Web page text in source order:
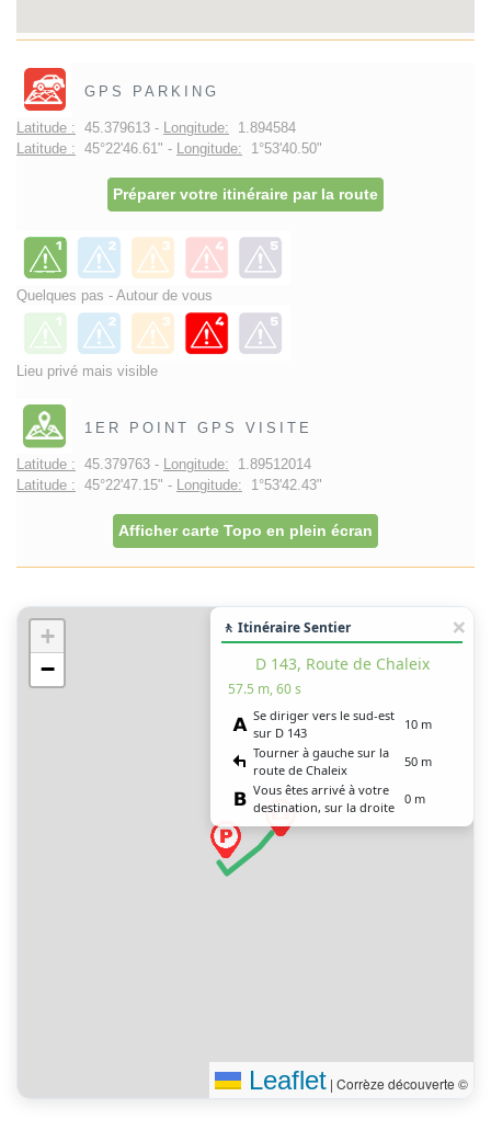
GPS PARKING
Latitude : 45.379613 - Longitude: 1.894584
Latitude : 45°22'46.61" - Longitude: 1°53'40.50"
Préparer votre itinéraire par la route
Quelques pas - Autour de vous
Lieu privé mais visible
1ER POINT GPS VISITE
Latitude : 45.379763 - Longitude: 1.89512014
Latitude : 45°22'47.15" - Longitude: 1°53'42.43"
Afficher carte Topo en plein écran
+
−
🚶 Itinéraire Sentier
D 143, Route de Chaleix
57.5 m, 60 s
Se diriger vers le sud-est
sur D 143
10 m
Tourner à gauche sur la
route de Chaleix
50 m
Vous êtes arrivé à votre
destination, sur la droite
0 m
Leaflet | Corrèze découverte ©